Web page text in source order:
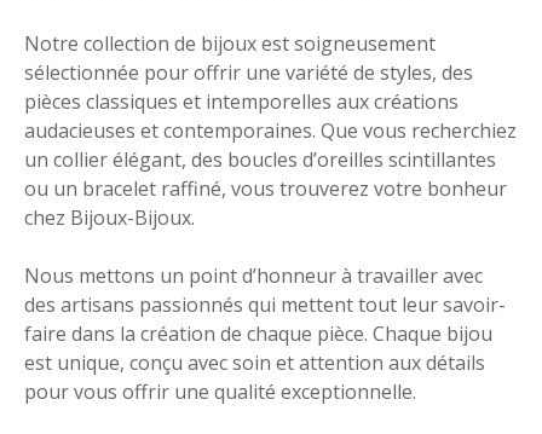
Notre collection de bijoux est soigneusement
sélectionnée pour offrir une variété de styles, des
pièces classiques et intemporelles aux créations
audacieuses et contemporaines. Que vous recherchiez
un collier élégant, des boucles d’oreilles scintillantes
ou un bracelet raffiné, vous trouverez votre bonheur
chez Bijoux-Bijoux.
Nous mettons un point d’honneur à travailler avec
des artisans passionnés qui mettent tout leur savoir-
faire dans la création de chaque pièce. Chaque bijou
est unique, conçu avec soin et attention aux détails
pour vous offrir une qualité exceptionnelle.